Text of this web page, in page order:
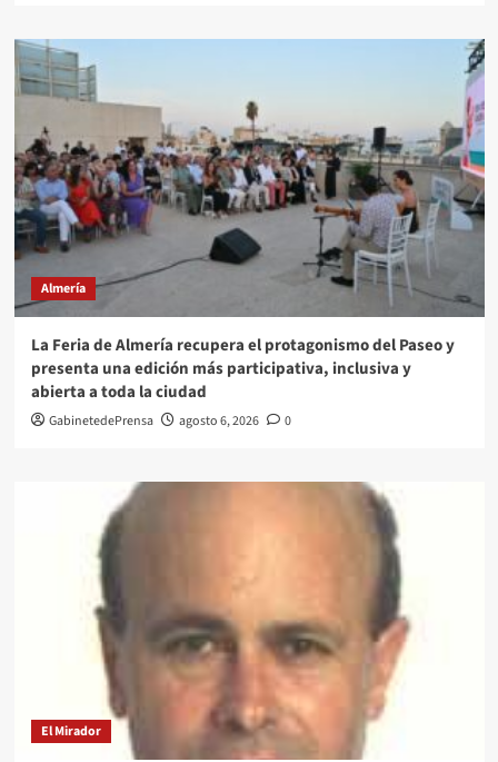
Almería
La Feria de Almería recupera el protagonismo del Paseo y
presenta una edición más participativa, inclusiva y
abierta a toda la ciudad
GabinetedePrensa agosto 6, 2026 0
El Mirador